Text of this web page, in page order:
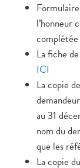
l’honneur
La fiche
ICI
La copie
au 31
nom du
que les
La copie